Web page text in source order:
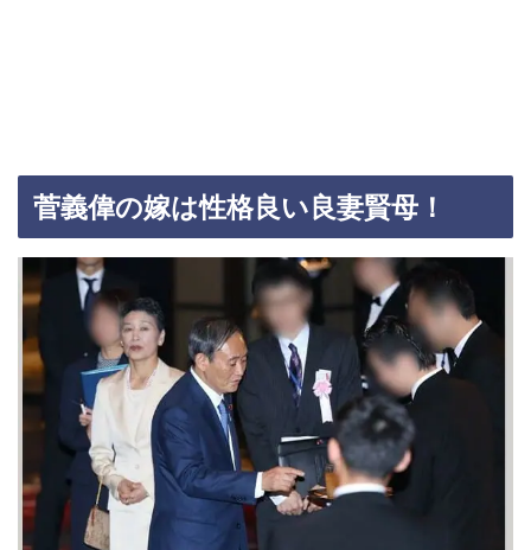
菅義偉の嫁は性格良い良妻賢母！